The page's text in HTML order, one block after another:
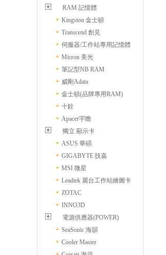
RAM 記憶體
Kingston 金士頓
Transcend 創見
伺服器/工作站專用記憶體
Micron 美光
筆記型NB RAM
威剛Adata
金士頓(品牌專用RAM)
十銓
Apacer宇瞻
獨立 顯示卡
ASUS 華碩
GIGABYTE 技嘉
MSI 微星
Leadtek 麗台工作站繪圖卡
ZOTAC
INNO3D
電源供應器(POWER)
SeaSonic 海韻
Cooler Master